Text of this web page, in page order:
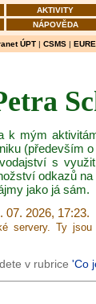
AKTIVITY
NÁPOVĚDA
ÚPT | CSMS |
k mým
(především
s
odkazů
jako já sám.
07. 2026, 17:23.
servery. Ty
v rubrice 'Co